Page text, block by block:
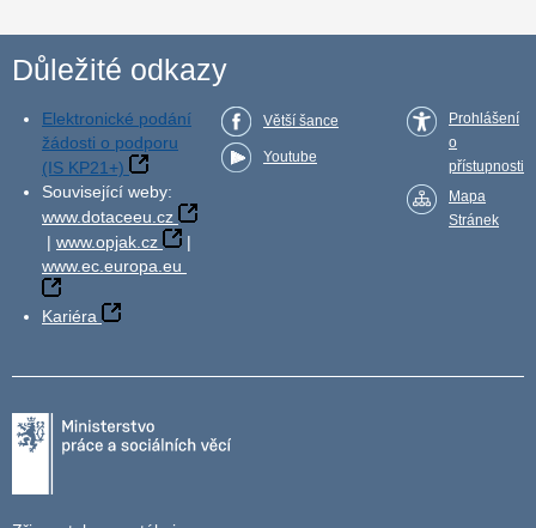
Důležité odkazy
Elektronické podání
žádosti o podporu
(IS KP21+)
Související weby:
www.dotaceeu.cz
| www.opjak.cz
|
www.ec.europa.eu
Kariéra
Větší šance
Youtube
Prohlášení
o
přístupnosti
Mapa
Stránek